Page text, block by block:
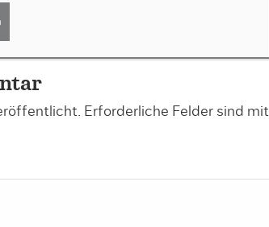
Erforderliche Felder sind mit